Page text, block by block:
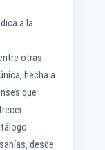
a la
otras
hecha a
que
desde